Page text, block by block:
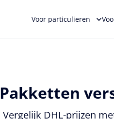
Voor particulieren
Pakketten
Vergelijk DHL-prijzen